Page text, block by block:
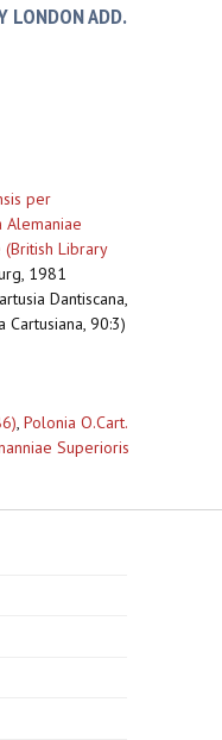
LONDON ADD.
per
Alemaniae
Library
1981
Dantiscana,
90:3)
, Polonia O.Cart.
Superioris